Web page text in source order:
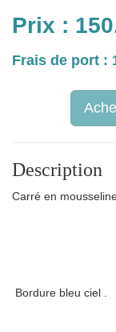
Prix :
Frais de port :
Description
Carré en
Bordure bleu ciel .